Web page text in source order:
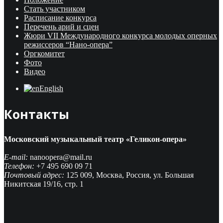
Стать участником
Расписание конкурса
Перечень арий и сцен
Жюри VII Международного конкурса молодых оперных
режиссеров “Нано-опера”
Оргкомитет
Фото
Видео
English
Контакты
Московский музыкальный театр «Геликон-опера»
E-mail: nanoopera@mail.ru
Телефон: +7 495 690 09 71
Почтовый адрес: 125 009, Москва, Россия, ул. Большая
Никитская 19/16, стр. 1